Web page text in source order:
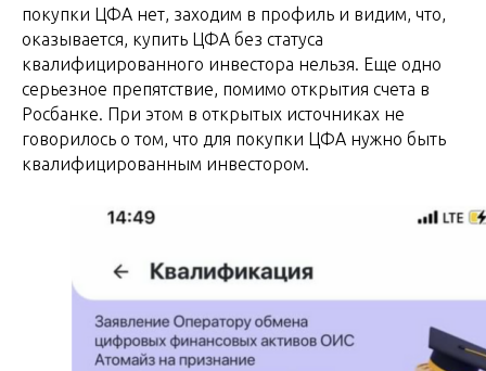
покупки ЦФА нет, заходим в профиль и видим, что,
оказывается, купить ЦФА без статуса
квалифицированного инвестора нельзя. Еще одно
серьезное препятствие, помимо открытия счета в
Росбанке. При этом в открытых источниках не
говорилось о том, что для покупки ЦФА нужно быть
квалифицированным инвестором.